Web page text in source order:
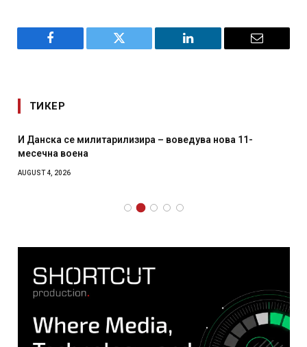
Facebook Twitter LinkedIn Email
ТИКЕР
И Данска се милитарилизира – воведува нова 11-
месечна воена
AUGUST 4, 2026